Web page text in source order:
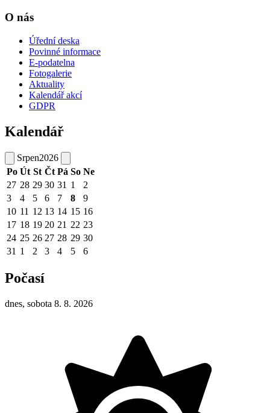
O nás
Úřední deska
Povinné informace
E-podatelna
Fotogalerie
Aktuality
Kalendář akcí
GDPR
Kalendář
Srpen2026
Po Út St Čt Pá So Ne
27 28 29 30 31 1
2
3
4 5 6 7 8
9
10 11 12 13 14 15 16
17 18 19 20 21 22 23
24 25 26 27 28 29 30
31 1 2 3 4 5 6
Počasí
dnes, sobota 8. 8. 2026